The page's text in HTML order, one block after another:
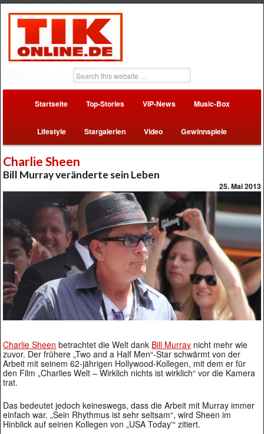
Startseite Top-Stories VIP-News Music-Box
Lifestyle Stargalerien Video Gewinnspiele
Charlie Sheen
Bill Murray veränderte sein Leben
25. Mai 2013
Charlie Sheen betrachtet die Welt dank Bill Murray nicht mehr wie
zuvor. Der frühere „Two and a Half Men“-Star schwärmt von der
Arbeit mit seinem 62-jährigen Hollywood-Kollegen, mit dem er für
den Film „Charlies Welt – Wirklich nichts ist wirklich“ vor die Kamera
trat.
Das bedeutet jedoch keineswegs, dass die Arbeit mit Murray immer
einfach war. „Sein Rhythmus ist sehr seltsam“, wird Sheen im
Hinblick auf seinen Kollegen von „USA Today'“ zitiert.